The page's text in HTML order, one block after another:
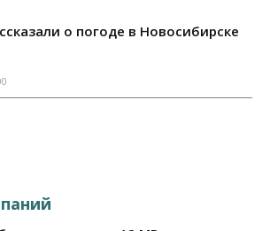
о погоде в Новосибирске